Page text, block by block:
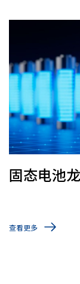
固态电池
查看更多